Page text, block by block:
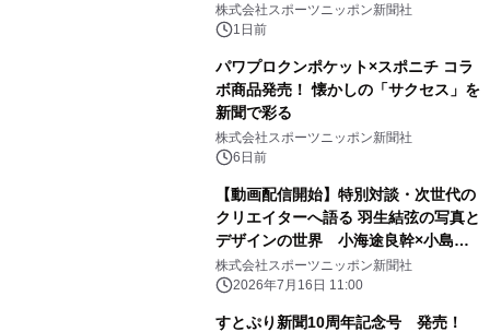
株式会社スポーツニッポン新聞社
1日前
パワプロクンポケット×スポニチ コラ
ボ商品発売！ 懐かしの「サクセス」を
新聞で彩る
株式会社スポーツニッポン新聞社
6日前
【動画配信開始】特別対談・次世代の
クリエイターへ語る 羽生結弦の写真と
デザインの世界 小海途良幹×小島利
之
株式会社スポーツニッポン新聞社
2026年7月16日 11:00
すとぷり新聞10周年記念号 発売！